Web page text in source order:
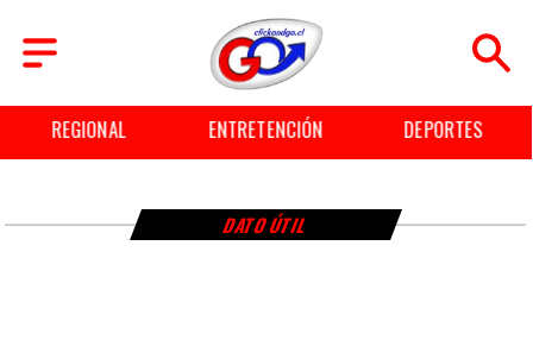
REGIONAL ENTRETENCIÓN DEPORTES
DATO ÚTIL